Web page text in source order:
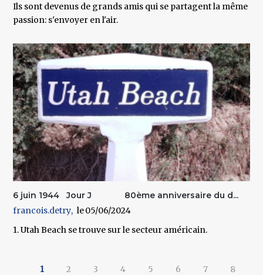
Ils sont devenus de grands amis qui se partagent la même
passion: s'envoyer en l'air.
6 juin 1944 Jour J 80ème anniversaire du d...
francois.detry
05/06/2024
1. Utah Beach se trouve sur le secteur américain.
1 2 3 4 5 6 7
8